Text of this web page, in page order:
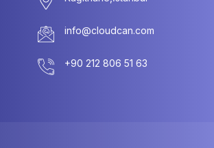
info@cloudcan.com
+90 212 806 51 63